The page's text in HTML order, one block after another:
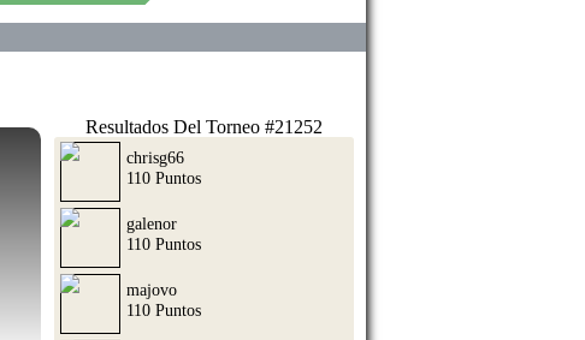
Resultados Del Torneo #21252
chrisg66
110 Puntos
galenor
110 Puntos
majovo
110 Puntos